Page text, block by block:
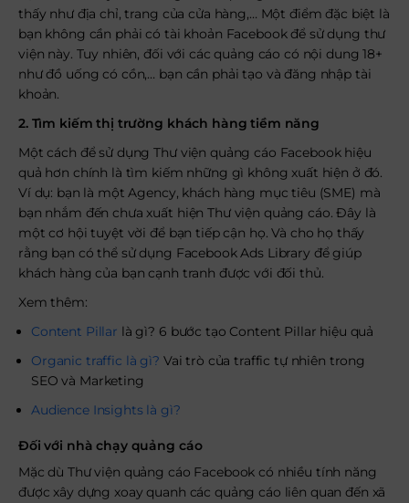
thấy như địa chỉ, trang của cửa hàng,… Một điểm đặc biệt là
bạn không cần phải có tài khoản Facebook để sử dụng thư
viện này. Tuy nhiên, đối với các quảng cáo có nội dung 18+
như đồ uống có cồn,… bạn cần phải tạo và đăng nhập tài
khoản.
2. Tìm kiếm thị trường khách hàng tiềm năng
Một cách để sử dụng Thư viện quảng cáo Facebook hiệu
quả hơn chính là tìm kiếm những gì không xuất hiện ở đó.
Ví dụ: bạn là một Agency, khách hàng mục tiêu (SME) mà
bạn nhắm đến chưa xuất hiện Thư viện quảng cáo. Đây là
một cơ hội tuyệt vời để bạn tiếp cận họ. Và cho họ thấy
rằng bạn có thể sử dụng Facebook Ads Library để giúp
khách hàng của bạn cạnh tranh được với đối thủ.
Xem thêm:
Content Pillar là gì? 6 bước tạo Content Pillar hiệu quả
Organic traffic là gì? Vai trò của traffic tự nhiên trong
SEO và Marketing
Audience Insights là gì?
Đối với nhà chạy quảng cáo
Mặc dù Thư viện quảng cáo Facebook có nhiều tính năng
được xây dựng xoay quanh các quảng cáo liên quan đến xã